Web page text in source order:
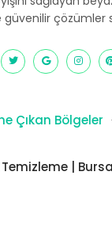
güvenilir çözümler
Çıkan Bölgeler
| Bursa